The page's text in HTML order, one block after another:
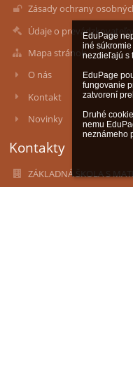
EduPage
iné
nezdieľajú s
EduPage
fungovanie
zatvorení
Druhé
nemu
neznámeho
Zásady ochrany
Údaje o
Mapa stránok
O nás
Kontakt
Novinky
Kontakty
ZÁKLADNÁ ŠKOLA S